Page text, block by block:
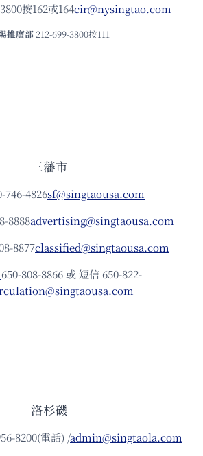
按162或164cir@nysingtao.com
推廣部 212-699-3800按111
三藩市
746-4826sf@singtaousa.com
8888advertising@singtaousa.com
8877classified@singtaousa.com
650-808-8866 或 短信 650-822-
洛杉磯
8200(電話) /admin@singtaola.com